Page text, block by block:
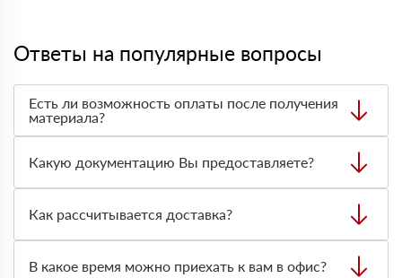
Ответы на популярные вопросы
Есть ли возможность оплаты после получения
материала?
оплата по факту получения товара. При этом, если
доставленный товар был ненадлежащего качества, то
Вы вправе от него отказаться.
Какую документацию Вы предоставляете?
сертификаты и паспорта качества, а также товарно-
транспортную накладную.
Как рассчитывается доставка?
персональный менеджер для уточнения деталей заказа.
В какое время можно приехать к вам в офис?